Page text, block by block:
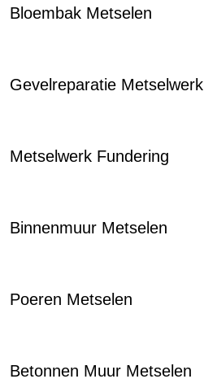
Bloembak Metselen
Gevelreparatie Metselwerk
Metselwerk Fundering
Binnenmuur Metselen
Poeren Metselen
Betonnen Muur Metselen